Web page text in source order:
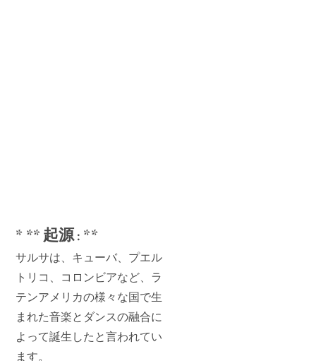
* ** 起源 : **
サルサは、キューバ、プエル
トリコ、コロンビアなど、ラ
テンアメリカの様々な国で生
まれた音楽とダンスの融合に
よって誕生したと言われてい
ます。